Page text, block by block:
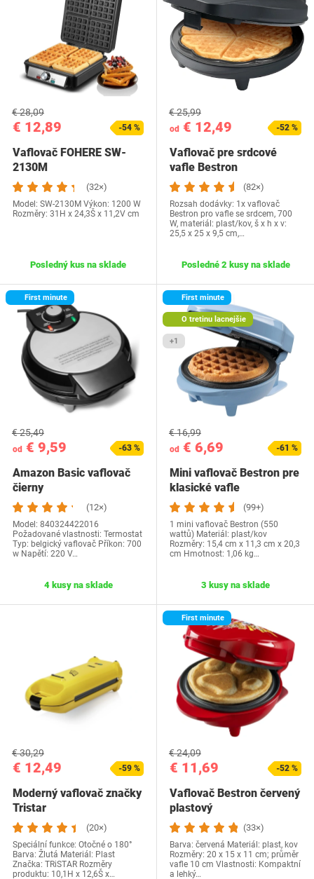
€ 12,89
€ 28,09
-54 %
Vaflovač FOHERE SW-
2130M
(32×)
Model: ‎SW-2130M Výkon: 1200 W
Rozměry: 31H x 24,3Š x 11,2V cm
Posledný kus na sklade
od € 12,49
€ 25,99
-52 %
Vaflovač pre srdcové
vafle Bestron
(82×)
Rozsah dodávky: 1x vaflovač
Bestron pro vafle se srdcem, 700
W, materiál: plast/kov, š x h x v:
25,5 x 25 x 9,5 cm,…
Posledné 2 kusy na sklade
First minute
od € 9,59
€ 25,49
-63 %
Amazon Basic vaflovač
čierny
(12×)
Model: 840324422016
Požadované vlastnosti: Termostat
Typ: belgický vaflovač Příkon: 700
w Napětí: 220 V…
4 kusy na sklade
First minute
O tretinu lacnejšie
+1
od € 6,69
€ 16,99
-61 %
Mini vaflovač Bestron pre
klasické vafle
(99+)
1 mini vaflovač Bestron (550
wattů) Materiál: plast/kov
Rozměry: 15,4 cm x 11,3 cm x 20,3
cm Hmotnost: 1,06 kg…
3 kusy na sklade
€ 12,49
€ 30,29
-59 %
Moderný vaflovač značky
Tristar
(20×)
Speciální funkce: Otočné o 180°
Barva: Žlutá Materiál: Plast
Značka: TRiSTAR Rozměry
produktu: 10,1H x 12,6Š x…
First minute
€ 11,69
€ 24,09
-52 %
Vaflovač Bestron červený
plastový
(33×)
Barva: červená Materiál: plast, kov
Rozměry: 20 x 15 x 11 cm; průměr
vafle 10 cm Vlastnosti: Kompaktní
a lehký…